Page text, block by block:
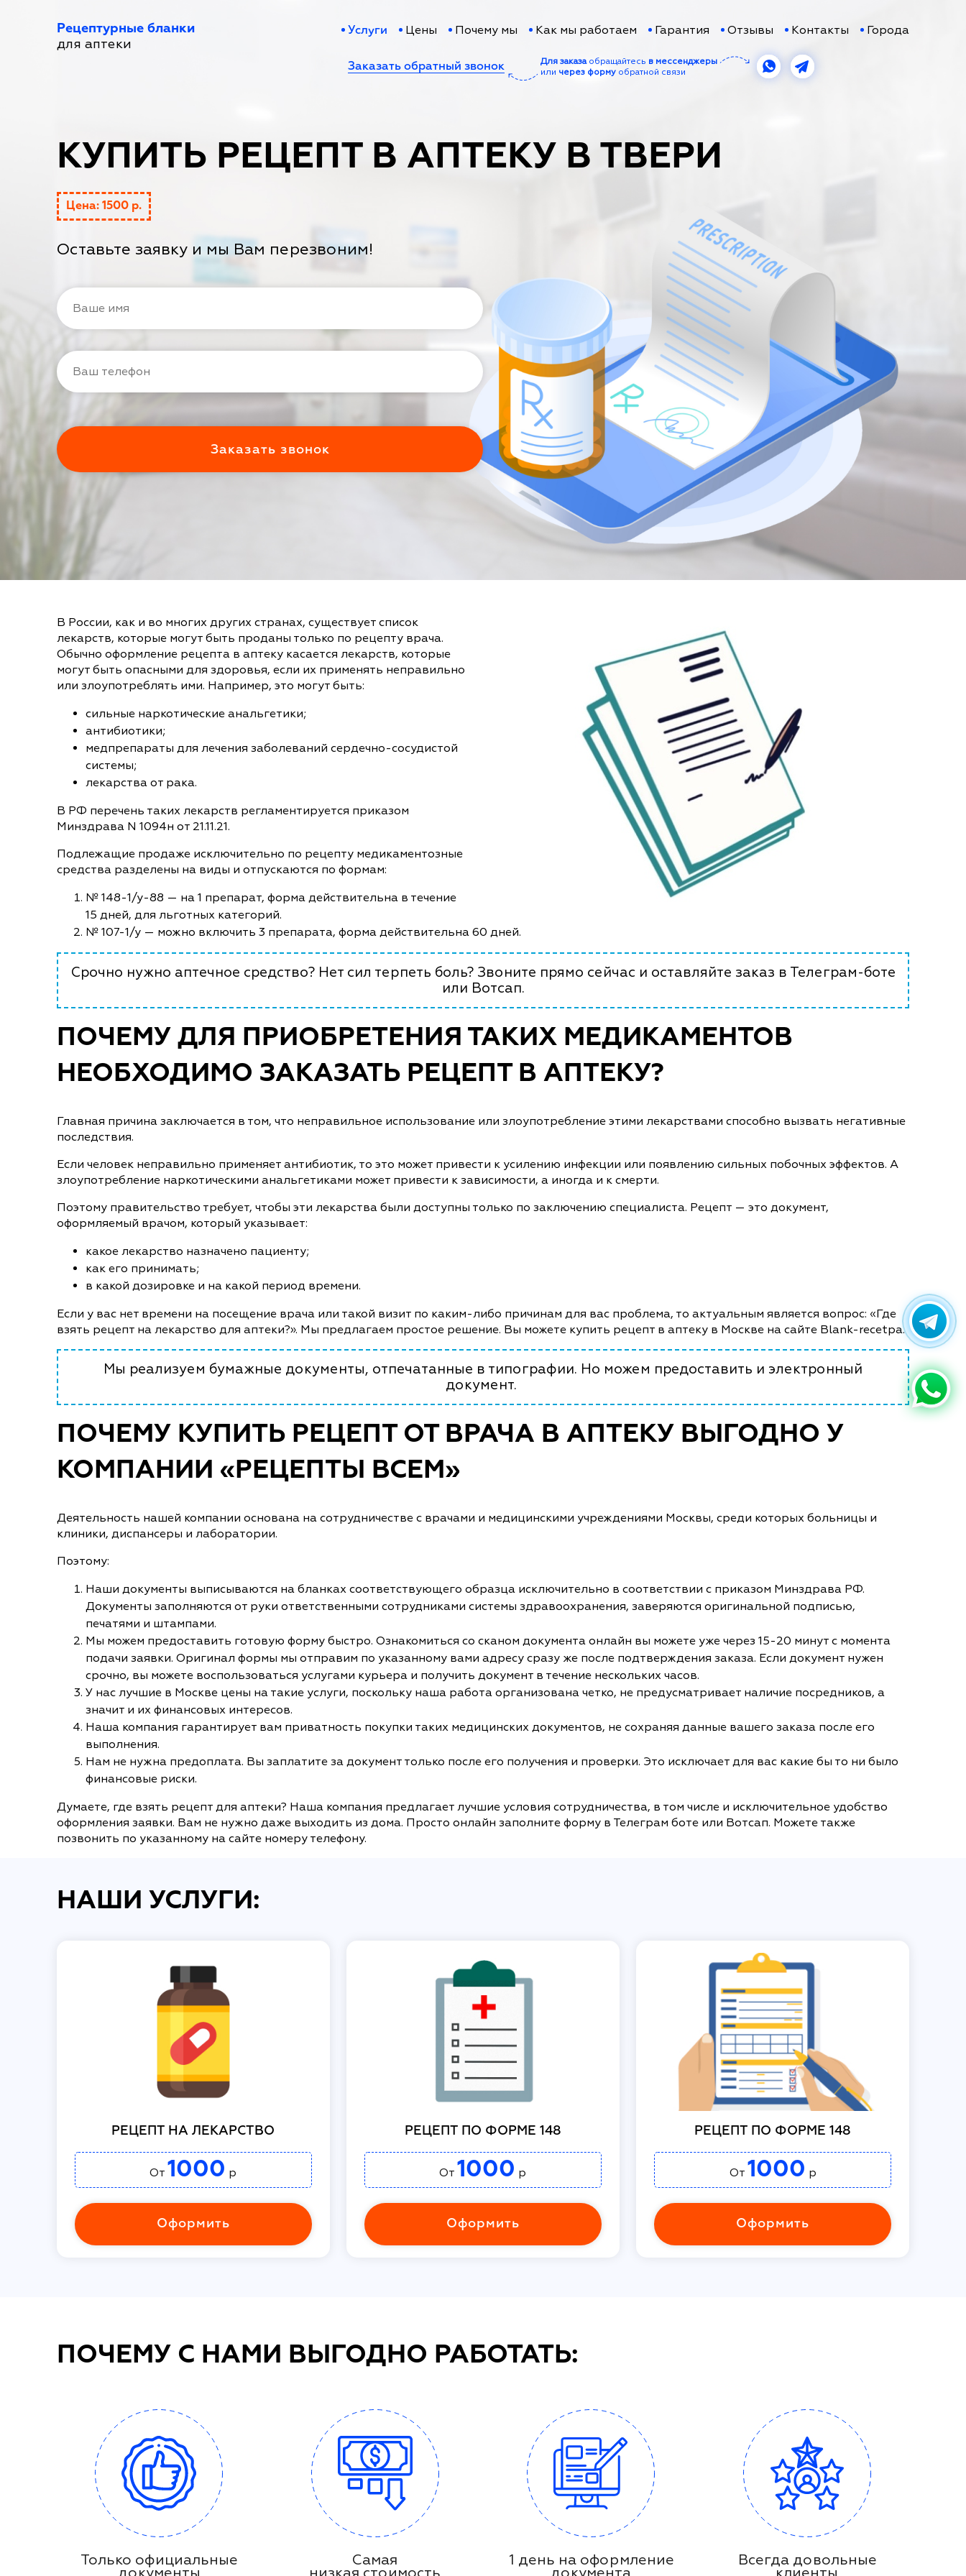
Рецептурные бланки
для аптеки
Услуги Цены Почему мы Как мы работаем Гарантия Отзывы Контакты Города
Заказать обратный звонок Для заказаобращайтесь в мессенджеры
или через форму обратной связи
КУПИТЬ РЕЦЕПТ В АПТЕКУ В ТВЕРИ
Цена: 1500 р.
Оставьте заявку и мы Вам перезвоним!
В России, как и во многих других странах, существует список
лекарств, которые могут быть проданы только по рецепту врача.
Обычно оформление рецепта в аптеку касается лекарств, которые
могут быть опасными для здоровья, если их применять неправильно
или злоупотреблять ими. Например, это могут быть:
сильные наркотические анальгетики;
антибиотики;
медпрепараты для лечения заболеваний сердечно-сосудистой
системы;
лекарства от рака.
В РФ перечень таких лекарств регламентируется приказом
Минздрава N 1094н от 21.11.21.
Подлежащие продаже исключительно по рецепту медикаментозные
средства разделены на виды и отпускаются по формам:
№ 148-1/у-88 — на 1 препарат, форма действительна в течение
15 дней, для льготных категорий.
№ 107-1/у — можно включить 3 препарата, форма действительна 60 дней.
Срочно нужно аптечное средство? Нет сил терпеть боль? Звоните прямо сейчас и оставляйте заказ в Телеграм-боте
или Вотсап.
ПОЧЕМУ ДЛЯ ПРИОБРЕТЕНИЯ ТАКИХ МЕДИКАМЕНТОВ
НЕОБХОДИМО ЗАКАЗАТЬ РЕЦЕПТ В АПТЕКУ?
Главная причина заключается в том, что неправильное использование или злоупотребление этими лекарствами способно вызвать негативные
последствия.
Если человек неправильно применяет антибиотик, то это может привести к усилению инфекции или появлению сильных побочных эффектов. А
злоупотребление наркотическими анальгетиками может привести к зависимости, а иногда и к смерти.
Поэтому правительство требует, чтобы эти лекарства были доступны только по заключению специалиста. Рецепт — это документ,
оформляемый врачом, который указывает:
какое лекарство назначено пациенту;
как его принимать;
в какой дозировке и на какой период времени.
Если у вас нет времени на посещение врача или такой визит по каким-либо причинам для вас проблема, то актуальным является вопрос: «Где
взять рецепт на лекарство для аптеки?». Мы предлагаем простое решение. Вы можете купить рецепт в аптеку в Москве на сайте Blank-recetpa.
Мы реализуем бумажные документы, отпечатанные в типографии. Но можем предоставить и электронный
документ.
ПОЧЕМУ КУПИТЬ РЕЦЕПТ ОТ ВРАЧА В АПТЕКУ ВЫГОДНО У
КОМПАНИИ «РЕЦЕПТЫ ВСЕМ»
Деятельность нашей компании основана на сотрудничестве с врачами и медицинскими учреждениями Москвы, среди которых больницы и
клиники, диспансеры и лаборатории.
Поэтому:
Наши документы выписываются на бланках соответствующего образца исключительно в соответствии с приказом Минздрава РФ.
Документы заполняются от руки ответственными сотрудниками системы здравоохранения, заверяются оригинальной подписью,
печатями и штампами.
Мы можем предоставить готовую форму быстро. Ознакомиться со сканом документа онлайн вы можете уже через 15-20 минут с момента
подачи заявки. Оригинал формы мы отправим по указанному вами адресу сразу же после подтверждения заказа. Если документ нужен
срочно, вы можете воспользоваться услугами курьера и получить документ в течение нескольких часов.
У нас лучшие в Москве цены на такие услуги, поскольку наша работа организована четко, не предусматривает наличие посредников, а
значит и их финансовых интересов.
Наша компания гарантирует вам приватность покупки таких медицинских документов, не сохраняя данные вашего заказа после его
выполнения.
Нам не нужна предоплата. Вы заплатите за документ только после его получения и проверки. Это исключает для вас какие бы то ни было
финансовые риски.
Думаете, где взять рецепт для аптеки? Наша компания предлагает лучшие условия сотрудничества, в том числе и исключительное удобство
оформления заявки. Вам не нужно даже выходить из дома. Просто онлайн заполните форму в Телеграм боте или Вотсап. Можете также
позвонить по указанному на сайте номеру телефону.
НАШИ УСЛУГИ:
РЕЦЕПТ НА ЛЕКАРСТВО
От 1000 р
Оформить
РЕЦЕПТ ПО ФОРМЕ 148
От 1000 р
Оформить
РЕЦЕПТ ПО ФОРМЕ 148
От 1000 р
Оформить
ПОЧЕМУ С НАМИ ВЫГОДНО РАБОТАТЬ:
Только официальные Самая 1 день на оформление Всегда довольные